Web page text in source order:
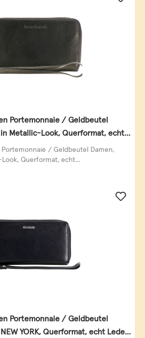
Portemonnaie / Geldbeutel
Metallic-Look, Querformat, echt
Portemonnaie / Geldbeutel Damen,
Querformat, echt...
Portemonnaie / Geldbeutel
YORK, Querformat, echt Leder,